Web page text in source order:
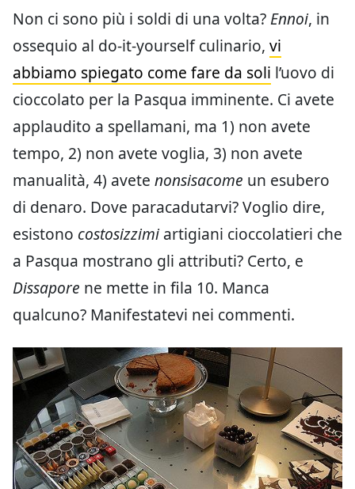
Non ci sono più i soldi di una volta?Ennoi, in
ossequio al do-it-yourself culinario, vi
abbiamo spiegato come fare da soli l’uovo di
cioccolato per la Pasqua imminente. Ci avete
applaudito a spellamani, ma 1) non avete
tempo, 2) non avete voglia, 3) non avete
manualità, 4) avete nonsisacome un esubero
di denaro. Dove paracadutarvi? Voglio dire,
esistono costosizzimi artigiani cioccolatieri che
a Pasqua mostrano gli attributi? Certo, e
Dissapore ne mette in fila 10. Manca
qualcuno? Manifestatevi nei commenti.